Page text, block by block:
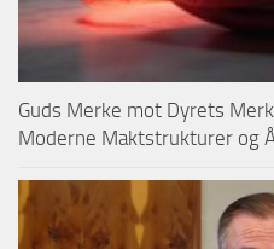
Guds Merke mot Dyrets
Moderne Maktstrukturer og